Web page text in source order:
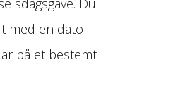
Du
med en dato
på et bestemt